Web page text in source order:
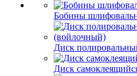
Бобины
Диск
Диск